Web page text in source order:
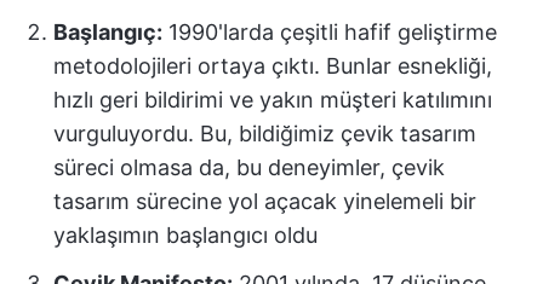
Başlangıç: 1990'larda çeşitli hafif geliştirme
metodolojileri ortaya çıktı. Bunlar esnekliği,
hızlı geri bildirimi ve yakın müşteri katılımını
vurguluyordu. Bu, bildiğimiz çevik tasarım
süreci olmasa da, bu deneyimler, çevik
tasarım sürecine yol açacak yinelemeli bir
yaklaşımın başlangıcı oldu